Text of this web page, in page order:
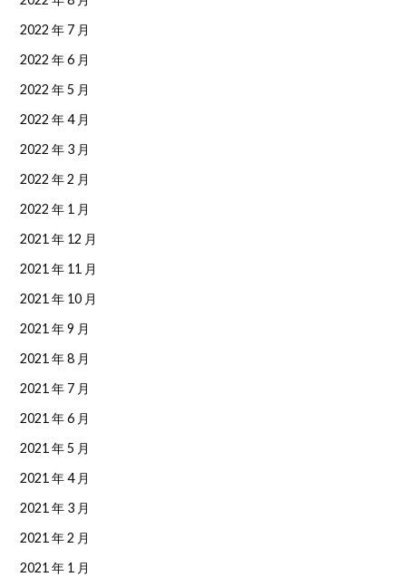
2022 年 7 月
2022 年 6 月
2022 年 5 月
2022 年 4 月
2022 年 3 月
2022 年 2 月
2022 年 1 月
2021 年 12 月
2021 年 11 月
2021 年 10 月
2021 年 9 月
2021 年 8 月
2021 年 7 月
2021 年 6 月
2021 年 5 月
2021 年 4 月
2021 年 3 月
2021 年 2 月
2021 年 1 月